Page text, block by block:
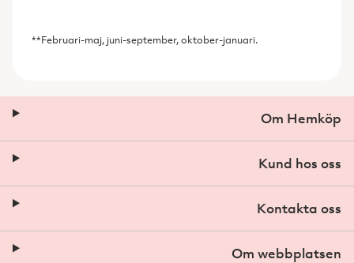
**Februari-maj, juni-september, oktober-januari.
Om Hemköp
Kund hos oss
Kontakta oss
Om webbplatsen